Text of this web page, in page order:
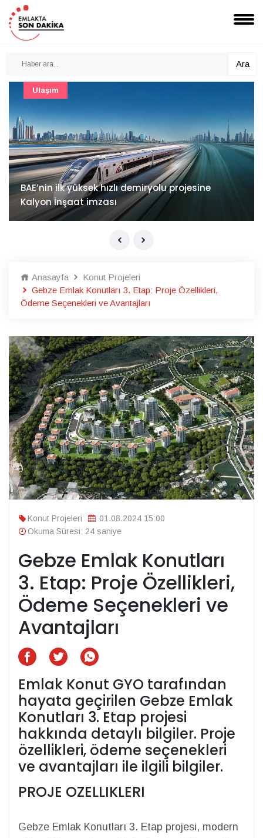
Ara
Mimarlık ve mühendislik projeleri e-PYS ile dijital
ortama taşınacak
Güncel
Anasayfa
Konut Projeleri
Gebze Emlak Konutları 3. Etap: Proje Özellikleri,
Ödeme Seçenekleri ve Avantajları
Konut Projeleri
01.08.2024 15:00
Okuma Süresi: 24 saniye
Gebze Emlak Konutları
3. Etap: Proje Özellikleri,
Ödeme Seçenekleri ve
Avantajları
Emlak Konut GYO tarafından
hayata geçirilen Gebze Emlak
Konutları 3. Etap projesi
hakkında detaylı bilgiler. Proje
özellikleri, ödeme seçenekleri
ve avantajları ile ilgili bilgiler.
PROJE OZELLIKLERI
Gebze Emlak Konutları 3. Etap projesi, modern